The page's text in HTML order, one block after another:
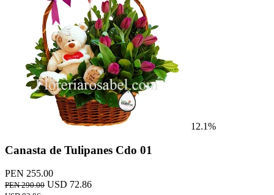
12.1%
Canasta de Tulipanes Cdo 01
PEN 255.00
PEN 290.00 USD 72.86